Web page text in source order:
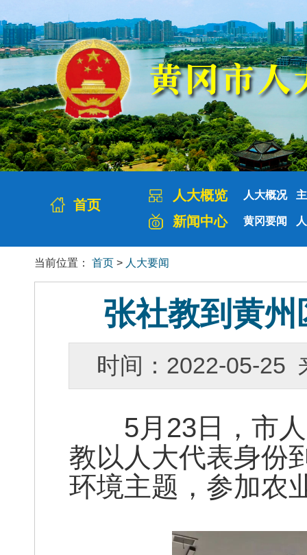
首页
人大概览 人大概况
新闻中心 黄冈要闻
当前位置： 首页 > 人大要闻
张社教到黄
时间：2022-05-
5月23日，市人
教以人大代表身份
环境主题，参加农